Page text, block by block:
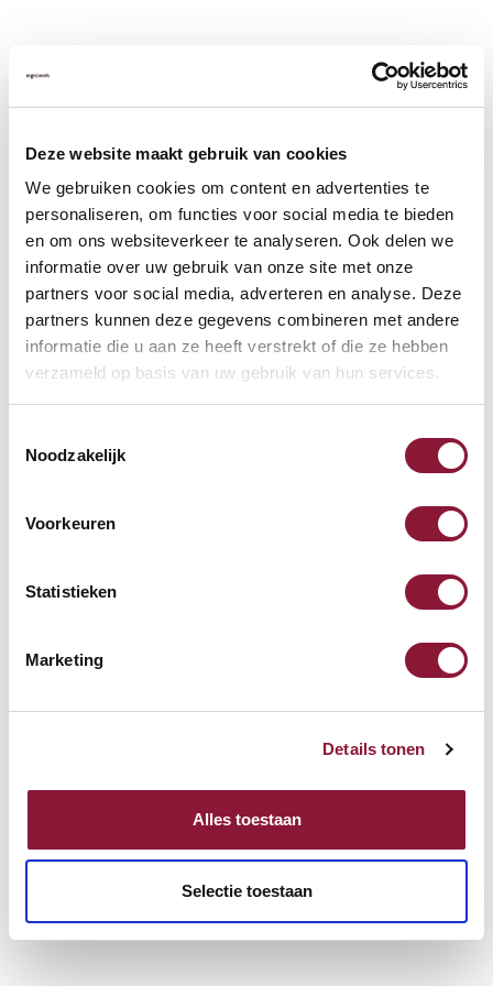
Deze website maakt gebruik van cookies
We gebruiken cookies om content en advertenties te
personaliseren, om functies voor social media te bieden
en om ons websiteverkeer te analyseren. Ook delen we
informatie over uw gebruik van onze site met onze
partners voor social media, adverteren en analyse. Deze
partners kunnen deze gegevens combineren met andere
informatie die u aan ze heeft verstrekt of die ze hebben
verzameld op basis van uw gebruik van hun services.
Noodzakelijk
Voorkeuren
Statistieken
Marketing
Details tonen
Alles toestaan
Selectie toestaan